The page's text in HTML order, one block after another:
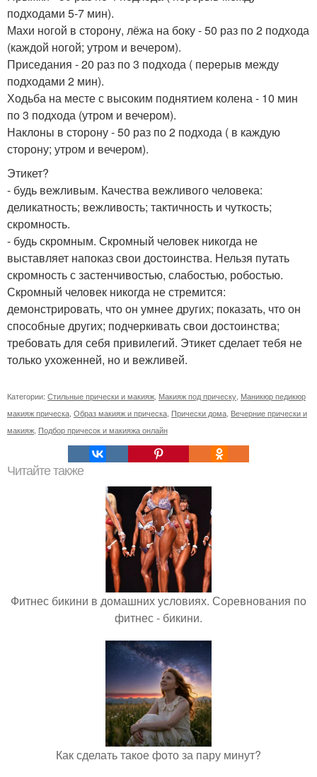
подходами 5-7 мин).
Махи ногой в сторону, лёжа на боку - 50 раз по 2 подхода
(каждой ногой; утром и вечером).
Приседания - 20 раз по 3 подхода ( перерыв между
подходами 2 мин).
Ходьба на месте с высоким поднятием колена - 10 мин
по 3 подхода (утром и вечером).
Наклоны в сторону - 50 раз по 2 подхода ( в каждую
сторону; утром и вечером).
Этикет?
- будь вежливым. Качества вежливого человека:
деликатность; вежливость; тактичность и чуткость;
скромность.
- будь скромным. Скромный человек никогда не
выставляет напоказ свои достоинства. Нельзя путать
скромность с застенчивостью, слабостью, робостью.
Скромный человек никогда не стремится:
демонстрировать, что он умнее других; показать, что он
способные других; подчеркивать свои достоинства;
требовать для себя привилегий. Этикет сделает тебя не
только ухоженней, но и вежливей.
Категории: Стильные прически и макияж Макияж под прическу Маникюр педикюр
макияж прическа Образ макияж и прическа Прически дома Вечерние прически и
макияж Подбор причесок и макияжа онлайн
Читайте также
Фитнес бикини в домашних условиях. Соревнования по
фитнес - бикини.
Как сделать такое фото за пару минут?